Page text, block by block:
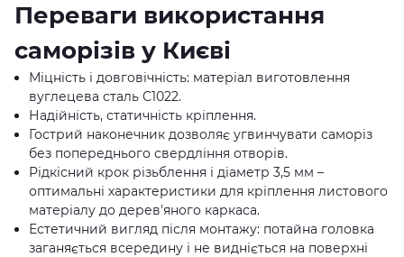
Переваги використання
саморізів у Києві
Міцність і довговічність: матеріал виготовлення
вуглецева сталь С1022.
Надійність, статичність кріплення.
Гострий наконечник дозволяє угвинчувати саморіз
без попереднього свердління отворів.
Рідкісний крок різьблення і діаметр 3,5 мм –
оптимальні характеристики для кріплення листового
матеріалу до дерев'яного каркаса.
Естетичний вигляд після монтажу: потайна головка
заганяється всередину і не видніється на поверхні